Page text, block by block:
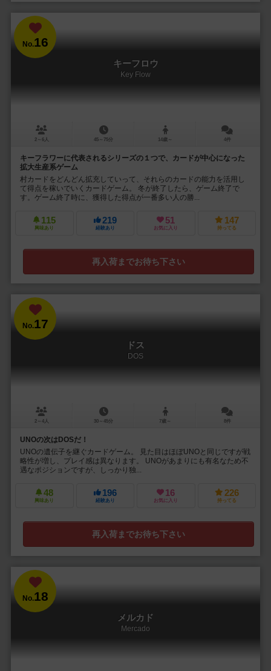
No.16
キーフロウ
Key Flow
2～6人 45～75分 14歳～ 4件
キーフラワーに代表されるシリーズの１つで、カードが中心になった
拡大生産系ゲーム
村カードをどんどん拡充していって、それらのカードの能力を活用し
て得点を稼いでいくカードゲーム。 冬が終了したら、ゲーム終了で
す。ゲーム終了時に、獲得した得点が一番多い人の勝...
115
興味あり
219
経験あり
51
お気に入り
147
持ってる
再入荷までお待ち下さい
No.17
ドス
DOS
2～4人 30～45分 7歳～ 8件
UNOの次はDOSだ！
UNOの遺伝子を継ぐカードゲーム。 見た目はほぼUNOと同じですが戦
略性が増し、プレイ感は異なります。 UNOがあまりにも有名なため不
遇なポジションですが、しっかり独...
48
興味あり
196
経験あり
16
お気に入り
226
持ってる
再入荷までお待ち下さい
No.18
メルカド
Mercado